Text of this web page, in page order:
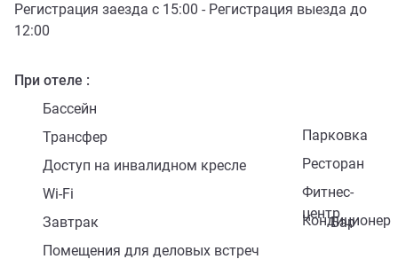
Регистрация заезда с 15:00 - Регистрация выезда до
12:00
При отеле
Бассейн
Парковка
Трансфер
Ресторан
Доступ на инвалидном кресле
Фитнес-
центр
Wi-Fi
Кондиционер
Завтрак
Бар
Помещения для деловых встреч